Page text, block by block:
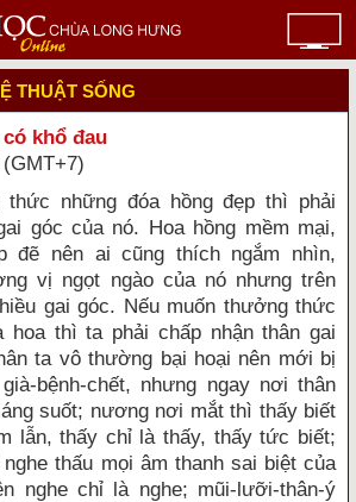
THUẬT SỐNG
khổ đau
thức những đóa hồng đẹp thì phải
góc của nó. Hoa hồng mềm mại,
đẽ nên ai cũng thích ngắm nhìn,
vị ngọt ngào của nó nhưng trên
gai góc. Nếu muốn thưởng thức
hoa thì ta phải chấp nhận thân gai
ta vô thường bại hoại nên mới bị
bệnh-chết, nhưng ngay nơi thân
suốt; nương nơi mắt thì thấy biết
lẫn, thấy chỉ là thấy, thấy tức biết;
thấu mọi âm thanh sai biệt của
nghe chỉ là nghe; mũi-lưỡi-thân-ý